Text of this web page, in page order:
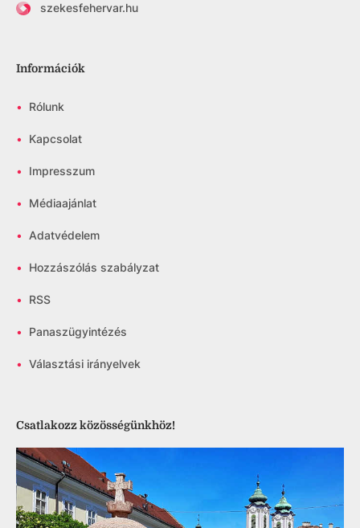
szekesfehervar.hu
Információk
• Rólunk
• Kapcsolat
• Impresszum
• Médiaajánlat
• Adatvédelem
• Hozzászólás szabályzat
• RSS
• Panaszügyintézés
• Választási irányelvek
Csatlakozz közösségünkhöz!